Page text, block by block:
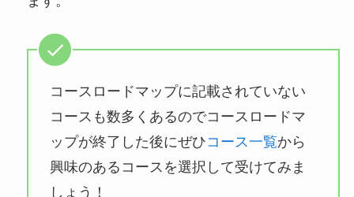
コースロードマップに記載されていない
コースも数多くあるのでコースロードマ
ップが終了した後にぜひコース一覧から
興味のあるコースを選択して受けてみま
しょう！